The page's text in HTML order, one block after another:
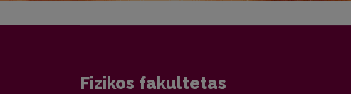
Fizikos fakultetas